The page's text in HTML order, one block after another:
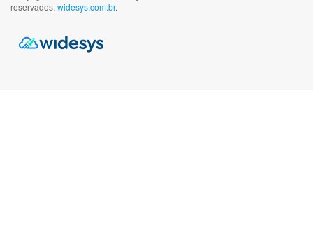
reservados. widesys.com.br.